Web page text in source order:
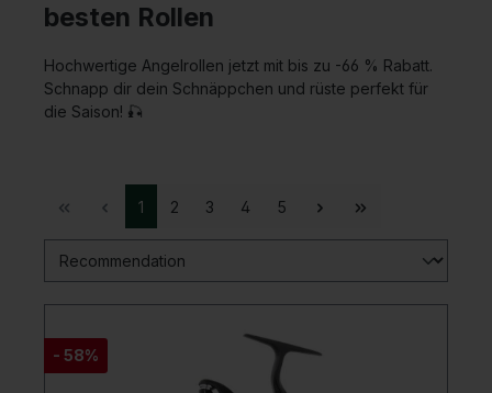
besten Rollen
Hochwertige Angelrollen jetzt mit bis zu -66 % Rabatt.
Schnapp dir dein Schnäppchen und rüste perfekt für
die Saison! 🎣
1 2 3 4 5
- 58%